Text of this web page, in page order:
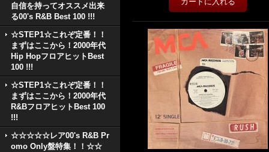
自信を持ってオススメ出来
る00's R&B Best 100 !!!
☆STEP1☆これぞ定番！！
まずはここから！2000年代
Hip HopフロアヒットBest
100 !!!
☆STEP1☆これぞ定番！！
まずはここから！2000年代
R&BフロアヒットBest 100
!!!
☆☆☆☆☆レア00's R&B Pr
omo Only盤特集！！☆☆